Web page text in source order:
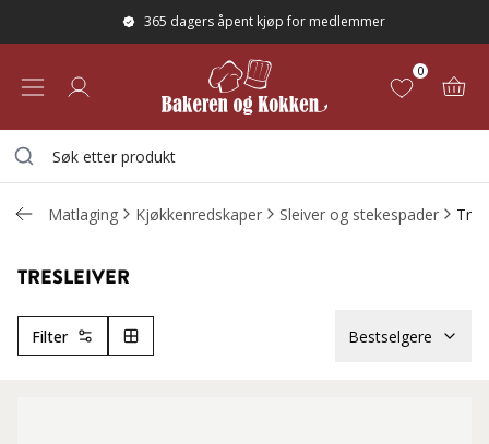
365 dagers åpent kjøp for medlemmer
0
Matlaging Kjøkkenredskaper Sleiver og stekespader
TRESLEIVER
Filter Bestselgere